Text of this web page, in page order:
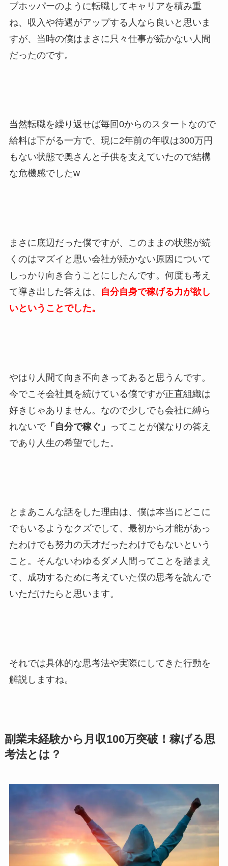
ブホッパーのように転職してキャリアを積み重
ね、収入や待遇がアップする人なら良いと思いま
すが、当時の僕はまさに只々仕事が続かない人間
だったのです。
当然転職を繰り返せば毎回0からのスタートなので
給料は下がる一方で、現に2年前の年収は300万円
もない状態で奥さんと子供を支えていたので結構
な危機感でしたw
まさに底辺だった僕ですが、このままの状態が続
くのはマズイと思い会社が続かない原因について
しっかり向き合うことにしたんです。何度も考え
て導き出した答えは、
自分自身で稼げる力が欲し
いということでした。
やはり人間て向き不向きってあると思うんです。
今でこそ会社員を続けている僕ですが正直組織は
好きじゃありません。なので少しでも会社に縛ら
れないで「自分で稼ぐ」 ってことが僕なりの答え
であり人生の希望でした。
とまあこんな話をした理由は、僕は本当にどこに
でもいるようなクズでして、最初から才能があっ
たわけでも努力の天才だったわけでもないという
こと。そんないわゆるダメ人間ってことを踏まえ
て、成功するために考えていた僕の思考を読んで
いただけたらと思います。
それでは具体的な思考法や実際にしてきた行動を
解説しますね。
副業未経験から月収100万突破！稼げる思
考法とは？